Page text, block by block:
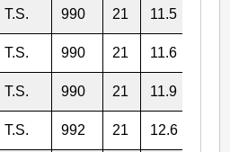
T.S. 990 21 11.5
T.S. 990 21 11.6
T.S. 990 21 11.9
T.S. 992 21 12.6